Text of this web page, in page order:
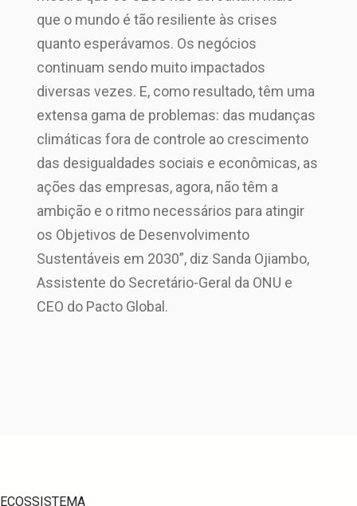
que o mundo é tão resiliente às crises
quanto esperávamos. Os negócios
continuam sendo muito impactados
diversas vezes. E, como resultado, têm uma
extensa gama de problemas: das mudanças
climáticas fora de controle ao crescimento
das desigualdades sociais e econômicas, as
ações das empresas, agora, não têm a
ambição e o ritmo necessários para atingir
os Objetivos de Desenvolvimento
Sustentáveis em 2030”, diz Sanda Ojiambo,
Assistente do Secretário-Geral da ONU e
CEO do Pacto Global.
ECOSSISTEMA